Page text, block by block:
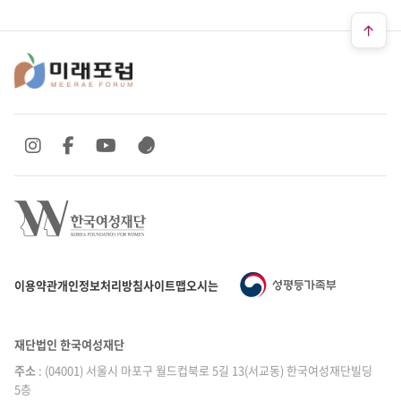
이용약관개인정보처리방침사이트맵오시는 길
SNS 바로가기
SNS 바로가기SNS 바로가기
SNS 바로가기
재단법인 한국여성재단
주소 : (04001) 서울시 마포구 월드컵북로 5길 13(서교동) 한국여성재단빌딩
5층